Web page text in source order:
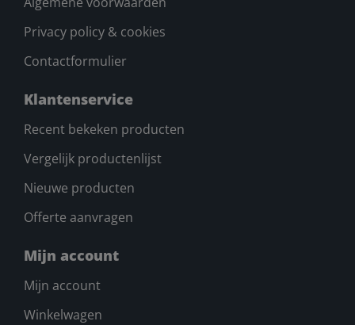
Privacy policy & cookies
Contactformulier
Klantenservice
Recent bekeken producten
Vergelijk productenlijst
Nieuwe producten
Offerte aanvragen
Mijn account
Mijn account
Winkelwagen